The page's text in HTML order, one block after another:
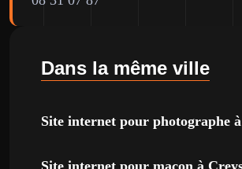
Dans la même ville
Site internet pour photographe
Site internet pour maçon à